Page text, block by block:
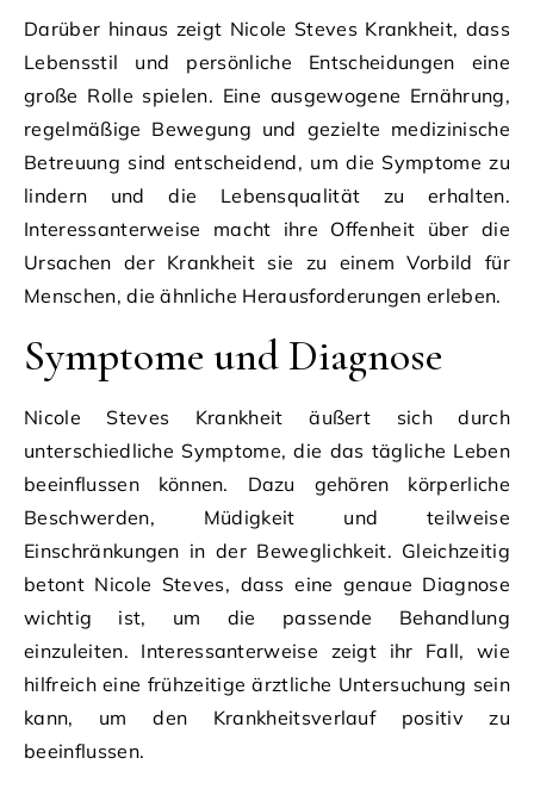
Darüber hinaus zeigt Nicole Steves Krankheit, dass
Lebensstil und persönliche Entscheidungen eine
große Rolle spielen. Eine ausgewogene Ernährung,
regelmäßige Bewegung und gezielte medizinische
Betreuung sind entscheidend, um die Symptome zu
lindern und die Lebensqualität zu erhalten.
Interessanterweise macht ihre Offenheit über die
Ursachen der Krankheit sie zu einem Vorbild für
Menschen, die ähnliche Herausforderungen erleben.
Symptome und Diagnose
Nicole Steves Krankheit äußert sich durch
unterschiedliche Symptome, die das tägliche Leben
beeinflussen können. Dazu gehören körperliche
Beschwerden, Müdigkeit und teilweise
Einschränkungen in der Beweglichkeit. Gleichzeitig
betont Nicole Steves, dass eine genaue Diagnose
wichtig ist, um die passende Behandlung
einzuleiten. Interessanterweise zeigt ihr Fall, wie
hilfreich eine frühzeitige ärztliche Untersuchung sein
kann, um den Krankheitsverlauf positiv zu
beeinflussen.